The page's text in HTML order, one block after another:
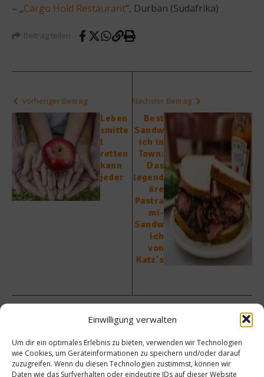
Einwilligung verwalten
Um dir ein optimales Erlebnis zu bieten, verwenden wir Technologien
wie Cookies, um Geräteinformationen zu speichern und/oder darauf
zuzugreifen. Wenn du diesen Technologien zustimmst, können wir
Daten wie das Surfverhalten oder eindeutige IDs auf dieser Website
– „Cargo Hold Restaurant“, Durban (Südafrika)
Beitrag teilen
vorheriger Beitrag
Leben
smitte
l
retten
kann
jeder
Nächster Beitrag
Best
Sandw
ich in
Town:
Das
legend
äre
Pastra
mi-
Sandw
ich
von
Katz´s
Ähnliche Beiträge